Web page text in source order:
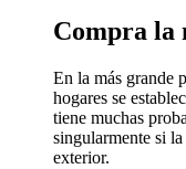
Compra la
En la más grande
hogares se
tiene muchas
singularmente si
exterior.